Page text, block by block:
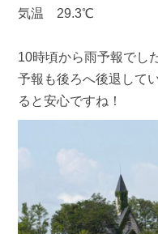
気温 29.3℃
10時頃から雨予報でし
予報も後ろへ後退して
ると安心ですね！